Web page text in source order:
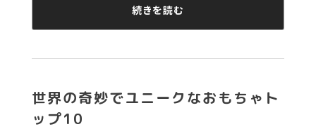
続きを読む
世界の奇妙でユニークなおもちゃト
ップ10